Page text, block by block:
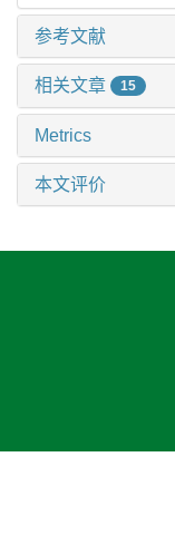
参考文献
相关文章 15
Metrics
本文评价